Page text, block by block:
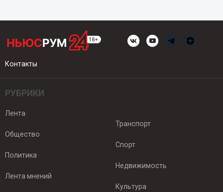
Контакты
РУБРИКИ
Лента
Общество
Политика
Лента мнений
Транспорт
Спорт
Недвижимость
Культура